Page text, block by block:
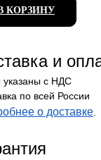
КОРЗИНУ
и
с НДС
по всей России
о доставке.